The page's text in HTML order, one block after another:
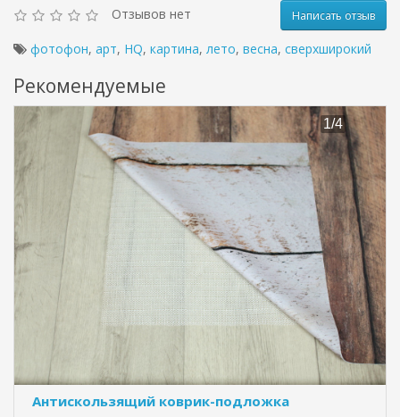
Отзывов нет Написать отзыв
фотофон, арт, HQ, картина, лето, весна, сверхширокий
Рекомендуемые
Антискользящий коврик-подложка